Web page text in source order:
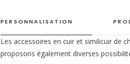
PERSONNALISATION
Les accessoires en cuir et similicuir de
proposons également diverses